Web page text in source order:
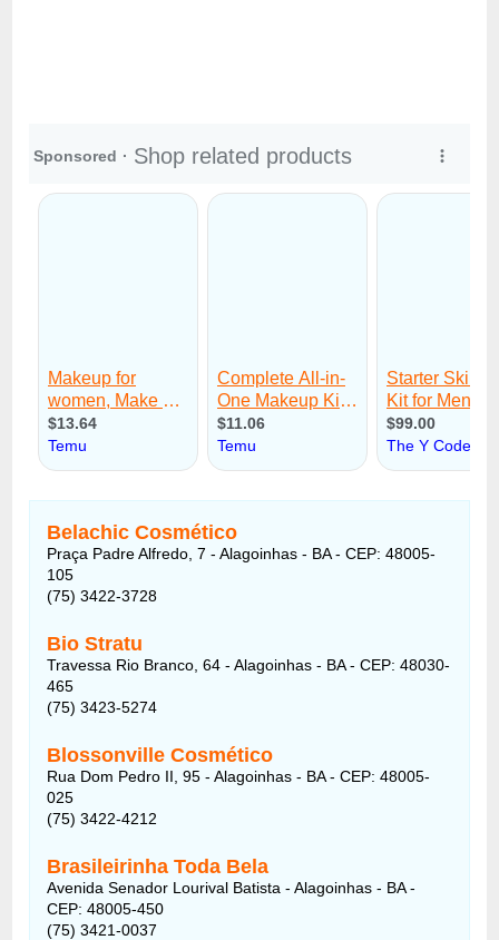
Belachic Cosmético
Praça Padre Alfredo, 7 - Alagoinhas - BA - CEP: 48005-
105
(75) 3422-3728
Bio Stratu
Travessa Rio Branco, 64 - Alagoinhas - BA - CEP: 48030-
465
(75) 3423-5274
Blossonville Cosmético
Rua Dom Pedro II, 95 - Alagoinhas - BA - CEP: 48005-
025
(75) 3422-4212
Brasileirinha Toda Bela
Avenida Senador Lourival Batista - Alagoinhas - BA -
CEP: 48005-450
(75) 3421-0037